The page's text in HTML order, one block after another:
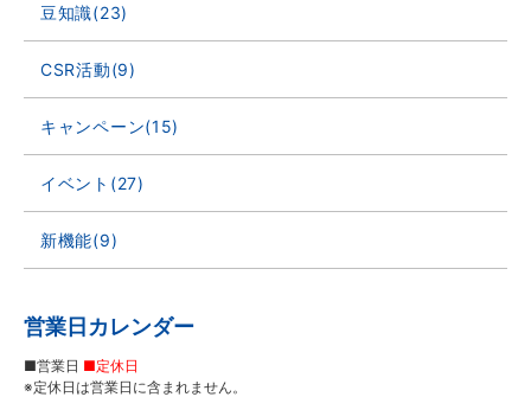
豆知識(23)
CSR活動(9)
キャンペーン(15)
イベント(27)
新機能(9)
営業日カレンダー
■営業日 ■定休日
※定休日は営業日に含まれません。